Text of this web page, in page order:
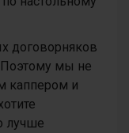
договорняков
Поэтому мы не
каппером и
лучше